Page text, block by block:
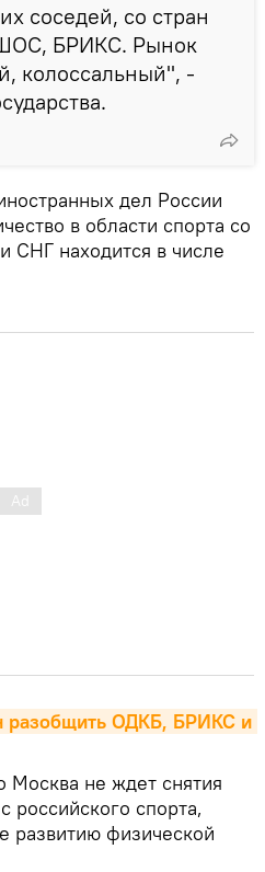
соседей, со стран
БРИКС. Рынок
колоссальный", -
дел России
в области спорта со
находится в числе
разобщить ОДКБ, БРИКС и
Москва не ждет снятия
российского спорта,
развитию физической